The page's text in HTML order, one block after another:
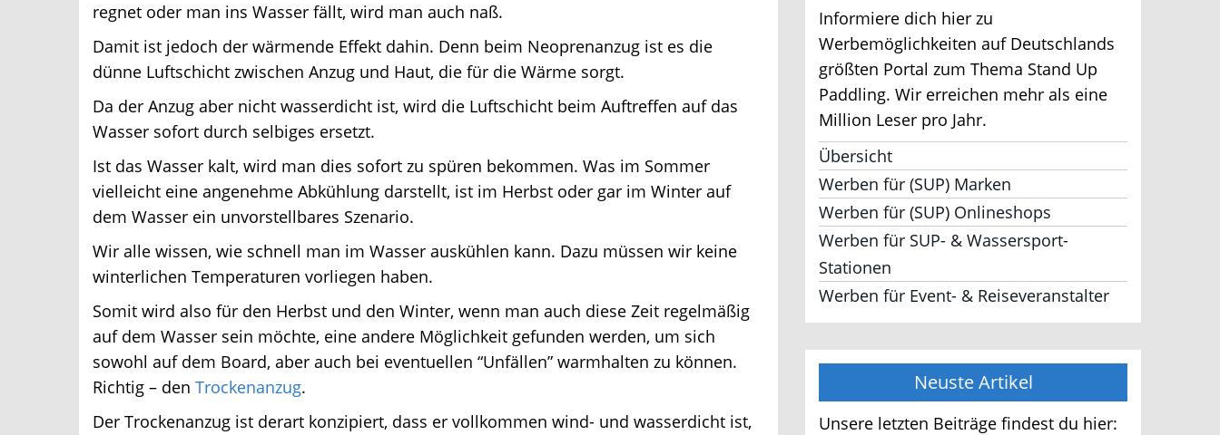
regnet oder man ins Wasser fällt, wird man auch naß.
Damit ist jedoch der wärmende Effekt dahin. Denn beim Neoprenanzug ist es die
dünne Luftschicht zwischen Anzug und Haut, die für die Wärme sorgt.
Da der Anzug aber nicht wasserdicht ist, wird die Luftschicht beim Auftreffen auf das
Wasser sofort durch selbiges ersetzt.
Ist das Wasser kalt, wird man dies sofort zu spüren bekommen. Was im Sommer
vielleicht eine angenehme Abkühlung darstellt, ist im Herbst oder gar im Winter auf
dem Wasser ein unvorstellbares Szenario.
Wir alle wissen, wie schnell man im Wasser auskühlen kann. Dazu müssen wir keine
winterlichen Temperaturen vorliegen haben.
Somit wird also für den Herbst und den Winter, wenn man auch diese Zeit regelmäßig
auf dem Wasser sein möchte, eine andere Möglichkeit gefunden werden, um sich
sowohl auf dem Board, aber auch bei eventuellen “Unfällen” warmhalten zu können.
Richtig – denTrockenanzug.
Der Trockenanzug ist derart konzipiert, dass er vollkommen wind- und wasserdicht ist,
Informiere dich hier zu
Werbemöglichkeiten auf Deutschlands
größten Portal zum Thema Stand Up
Paddling. Wir erreichen mehr als eine
Million Leser pro Jahr.
Übersicht
Werben für (SUP) Marken
Werben für (SUP) Onlineshops
Werben für SUP- & Wassersport-
Stationen
Werben für Event- & Reiseveranstalter
Neuste Artikel
Unsere letzten Beiträge findest du hier: